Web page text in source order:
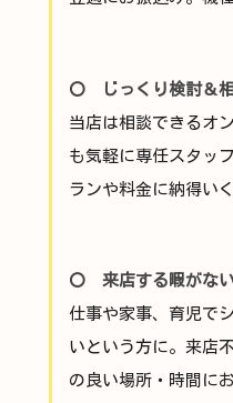
〇 じっくり検討＆
当店は相談できるオ
も気軽に専任スタッ
ランや料金に納得い
〇 来店する暇がな
仕事や家事、育児で
いという方に。来店
の良い場所・時間に